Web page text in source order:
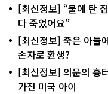
[최신정보] “불에 탄
다 죽었어요”
[최신정보] 죽은 아들
손자로 환생?
[최신정보] 의문의 흉
가진 미국 아이